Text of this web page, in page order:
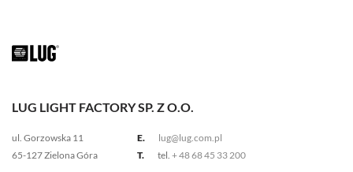
LUG LIGHT FACTORY SP. Z O.O.
ul. Gorzowska 11
65-127 Zielona Góra
E.
lug@lug.com.pl
T.
tel. + 48 68 45 33 200